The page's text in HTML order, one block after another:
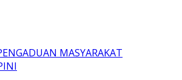
MASYARAKAT